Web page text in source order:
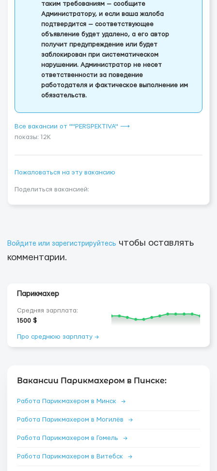
таким требованиям — сообщите
Администратору, и если ваша жалоба
подтвердится — соответствующее
объявление будет удалено, а его автор
получит предупреждение или будет
заблокирован при систематическом
нарушении. Администратор не несет
ответственности за поведение
работодателя и фактическое выполнение им
обязательств.
Все вакансии от ""PERSPEKTIVA" ⟶
показы: 12K
Пожаловаться на эту вакансию
Поделиться вакансией:
Войдите или зарегистрируйтесь чтобы оставлять
комментарии.
Парикмахер
Средняя зарплата:
1500 $
Про среднюю зарплату →
Вакансии Парикмахером в Пинске:
Работа Парикмахером в Минск →
Работа Парикмахером в Могилёв →
Работа Парикмахером в Гомель →
Работа Парикмахером в Витебск →